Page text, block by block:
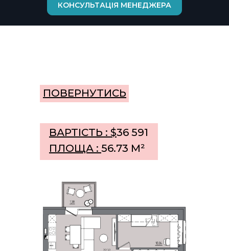
КОНСУЛЬТАЦІЯ МЕНЕДЖЕРА
ПОВЕРНУТИСЬ
ВАРТІСТЬ : $36 591
ПЛОЩА : 56.73 М²